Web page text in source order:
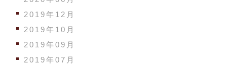
2019年12月
2019年10月
2019年09月
2019年07月